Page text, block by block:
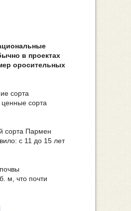
в проектах
оросительных
сорта
сорта
сорта Пармен
с 11 до 15 лет
м, что почти